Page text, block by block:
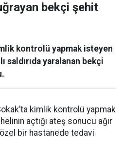
bekçi şehit
kontrolü yapmak isteyen
saldırıda yaralanan bekçi
kimlik kontrolü yapmak
açtığı ateş sonucu ağır
bir hastanede tedavi